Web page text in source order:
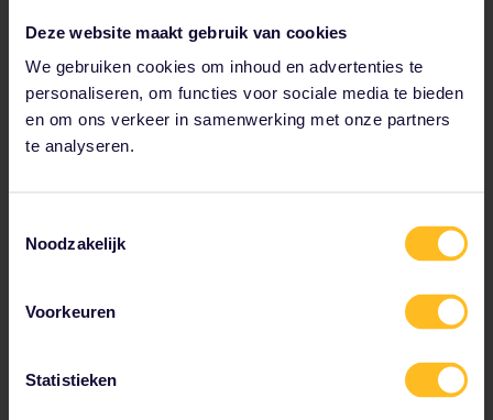
Deze website maakt gebruik van cookies
We gebruiken cookies om inhoud en advertenties te
personaliseren, om functies voor sociale media te bieden
en om ons verkeer in samenwerking met onze partners
te analyseren.
Noodzakelijk
Voorkeuren
Statistieken
In de culturele hoofdstad van Zwitserland word
een prettige sfeer.